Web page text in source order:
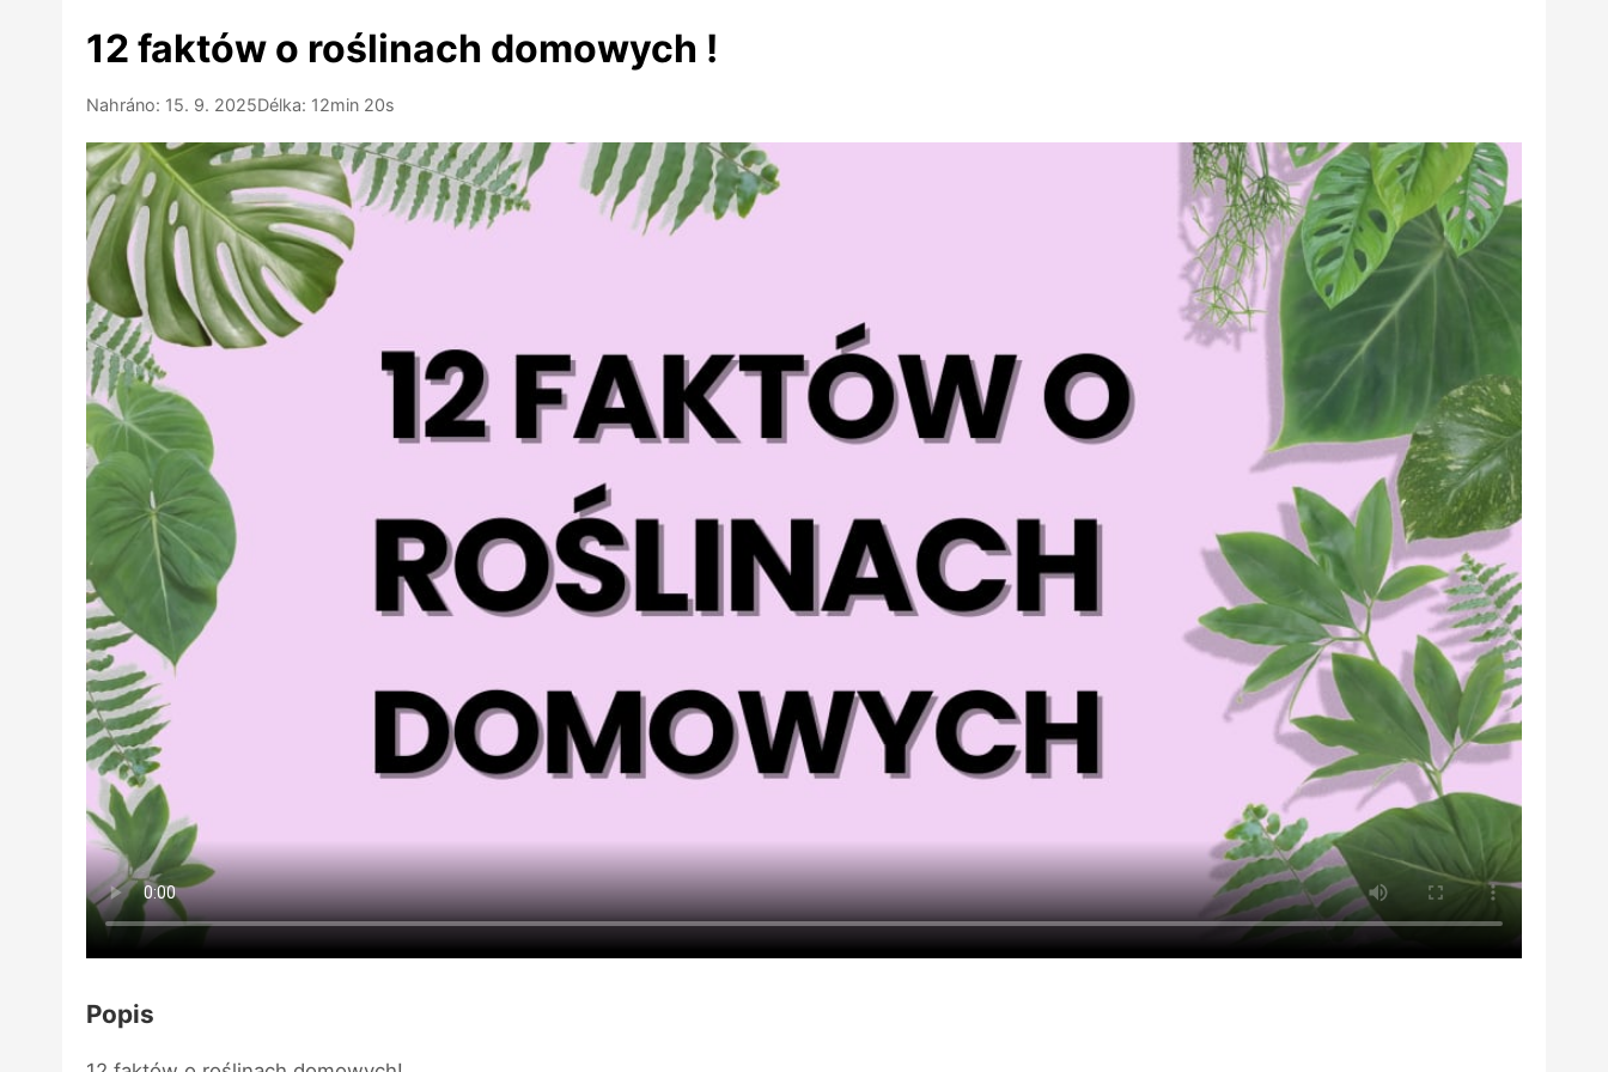
12 faktów o roślinach domowych !
Nahráno: 15. 9. 2025Délka: 12min 20s
Popis